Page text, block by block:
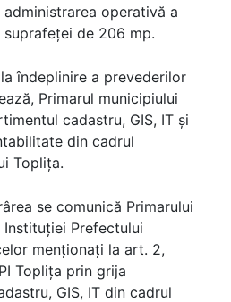
operativă a
de 206 mp.
îndeplinire a prevederilor
Primarul municipiului
cadastru, GIS, IT și
din cadrul
Topliţa.
se comunică Primarului
Prefectului
menţionaţi la art. 2,
Toplița prin grija
GIS, IT din cadrul